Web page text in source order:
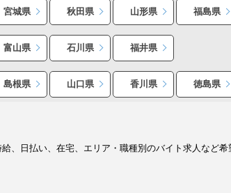
宮城県 秋田県 山形県 福島県
富山県 石川県 福井県
島根県 山口県 香川県 徳島県
、日払い、在宅、エリア・職種別のバイト求人など